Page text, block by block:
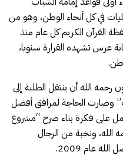
في كل أنحاء الوطن، وهو من
القرآن الكريم كل عام منذ
عرس تشهده القرارة سنويا،
رحمه الله أن ينتقل الطلبة إلى
وصارت الحاجة لمرافق أفضل
على فكرة بناء صرح “مشروع
الله، ونخبة من الرجال
عام 2009.